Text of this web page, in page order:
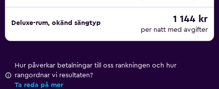
Deluxe-rum, okänd sängtyp 1 144 kr
per natt med avgifter
Hur påverkar betalningar till oss rankningen och hur
rangordnar vi resultaten?
Ta reda på mer